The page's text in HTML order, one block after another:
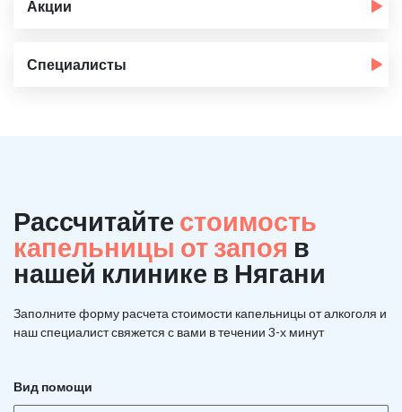
Акции
Специалисты
Рассчитайте стоимость
капельницы от запоя в
нашей клинике в Нягани
Заполните форму расчета стоимости капельницы от алкоголя и
наш специалист свяжется с вами в течении 3-х минут
Вид помощи